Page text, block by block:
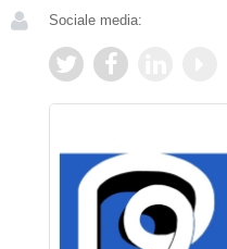
Sociale media: